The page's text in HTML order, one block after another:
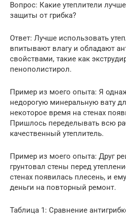
Вопрос: Какие утеплители
защиты от грибка?
Ответ: Лучше использовать
впитывают влагу и обладают
свойствами, такие как
пенополистирол.
Пример из моего опыта: Я
недорогую минеральную вату
некоторое время на стенах
Пришлось переделывать всю
качественный утеплитель.
Пример из моего опыта: Друг
грунтовал стены перед
стенах появилась плесень, и
деньги на повторный ремонт.
Таблица 1: Сравнение